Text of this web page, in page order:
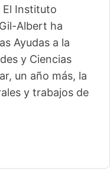
Instituto
Albert ha
Ayudas a la
y Ciencias
un año más, la
y trabajos de